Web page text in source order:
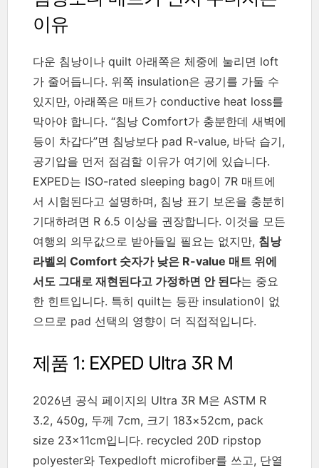
이유
다운 침낭이나 quilt 아래쪽은 체중에 눌리면 loft
가 줄어듭니다. 위쪽 insulation은 공기를 가둘 수
있지만, 아래쪽은 매트가 conductive heat loss를
막아야 합니다. “침낭 Comfort가 충분한데 새벽에
등이 차갑다”면 침낭보다 pad R-value, 바닥 습기,
공기압을 먼저 점검할 이유가 여기에 있습니다.
EXPED는 ISO-rated sleeping bag이 7R 매트에
서 시험된다고 설명하며, 침낭 표기 보온을 충분히
기대하려면 R 6.5 이상을 권장합니다. 이것을 모든
여행의 의무값으로 받아들일 필요는 없지만, 침낭
라벨의 Comfort 숫자가 낮은 R-value 매트 위에
서도 그대로 재현된다고 가정하면 안 된다는 중요
한 힌트입니다. 특히 quilt는 등판 insulation이 없
으므로 pad 선택의 영향이 더 직접적입니다.
제품 1: EXPED Ultra 3R M
2026년 공식 페이지의 Ultra 3R M은 ASTM R
3.2, 450g, 두께 7cm, 크기 183×52cm, pack
size 23×11cm입니다. recycled 20D ripstop
polyester와 Texpedloft microfiber를 쓰고, 단열